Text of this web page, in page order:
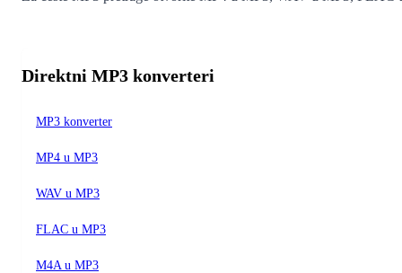
Direktni MP3 konverteri
MP3 konverter
MP4 u MP3
WAV u MP3
FLAC u MP3
M4A u MP3